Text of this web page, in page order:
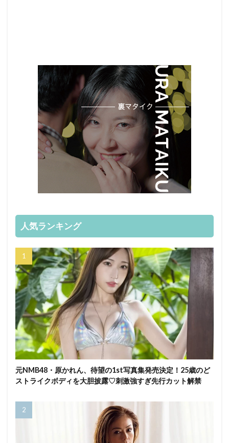
人気ランキング
元NMB48・原かれん、待望の1st写真集発売決定！25歳のど
ストライクボディを大胆披露♡刺激強すぎ先行カット解禁